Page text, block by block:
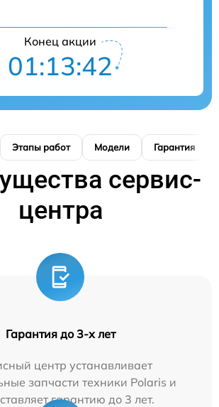
Конец акции
01:13:41
Этапы работ Модели Гарантия
сервис-
центра
Гарантия до 3-х лет
центр устанавливает
запчасти техники Polaris и
гарантию до 3 лет.